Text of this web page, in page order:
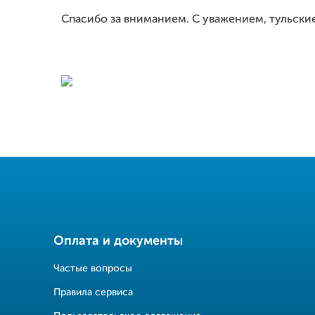
Спасибо за вниманием. С уважением,
Оплата и документы
Частые вопросы
Правила сервиса